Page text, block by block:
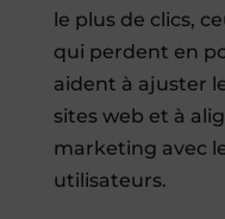
le plus de clics,
qui perdent en
aident à ajuster
sites web et à
marketing avec
utilisateurs.